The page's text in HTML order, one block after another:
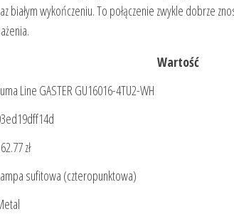
wykończeniu. To połączenie zwykle dobrze
Wartość
Line GASTER GU16016-4TU2-WH
zł
sufitowa (czteropunktowa)